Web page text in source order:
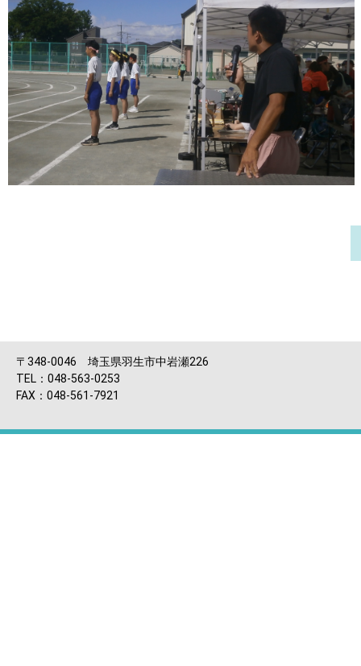
〒348-0046 埼玉県羽生市中岩瀬226
TEL：048-563-0253
FAX：048-561-7921